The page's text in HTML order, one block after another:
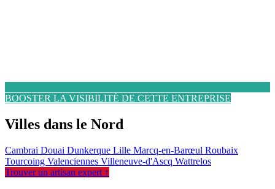
BOOSTER LA VISIBILITÉ DE CETTE ENTREPRISE
Villes dans le Nord
Cambrai Douai Dunkerque Lille Marcq-en-Barœul Roubaix
Tourcoing Valenciennes Villeneuve-d'Ascq Wattrelos
Trouver un artisan expert ↑